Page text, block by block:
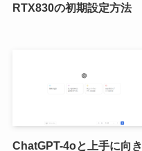
RTX830の初期設定方法
ChatGPT-4oと上手に向き